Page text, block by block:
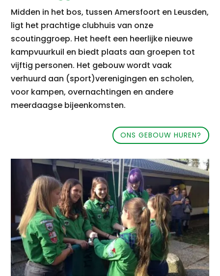
Midden in het bos, tussen Amersfoort en Leusden,
ligt het prachtige clubhuis van onze
scoutinggroep. Het heeft een heerlijke nieuwe
kampvuurkuil en biedt plaats aan groepen tot
vijftig personen. Het gebouw wordt vaak
verhuurd aan (sport)verenigingen en scholen,
voor kampen, overnachtingen en andere
meerdaagse bijeenkomsten.
ONS GEBOUW HUREN?